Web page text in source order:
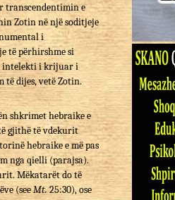
transcendentimin e
Zotin në një soditjeje
i
të përhirshme si
intelekti i krijuar i
të dijes, vetë Zotin.
shkrimet hebraike e
gjithë të vdekurit
hebraike e më pas
nga qielli (parajsa).
Mëkatarët do të
(seeMt.25:30), ose